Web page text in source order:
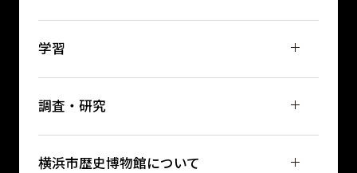
学習
調査・研究
横浜市歴史博物館について